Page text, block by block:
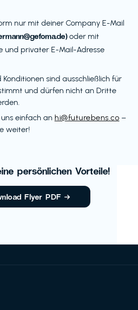
nur mit deiner Company E-Mail
oder mit
und privater E-Mail-Adresse
sind ausschließlich für
und dürfen nicht an Dritte
einfach an hi@futurebens.co –
weiter!
persönlichen Vorteile!
Flyer PDF →